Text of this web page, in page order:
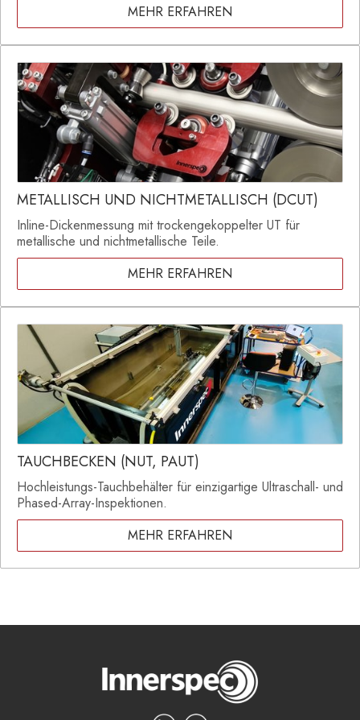
MEHR ERFAHREN
METALLISCH UND NICHTMETALLISCH (DCUT)
Inline-Dickenmessung mit trockengekoppelter UT für
metallische und nichtmetallische Teile.
MEHR ERFAHREN
TAUCHBECKEN (NUT, PAUT)
Hochleistungs-Tauchbehälter für einzigartige Ultraschall- und
Phased-Array-Inspektionen.
MEHR ERFAHREN